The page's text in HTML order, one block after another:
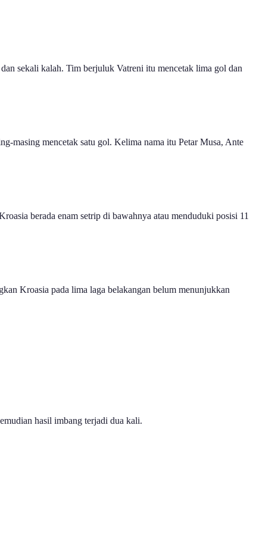
sekali kalah. Tim berjuluk Vatreni itu mencetak lima gol dan
masing mencetak satu gol. Kelima nama itu Petar Musa, Ante
berada enam setrip di bawahnya atau menduduki posisi 11
Kroasia pada lima laga belakangan belum menunjukkan
hasil imbang terjadi dua kali.